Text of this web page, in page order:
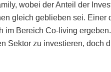
wobei der Anteil der
gleich geblieben sei. Einer
im Bereich Co-living
Sektor zu investieren, doch